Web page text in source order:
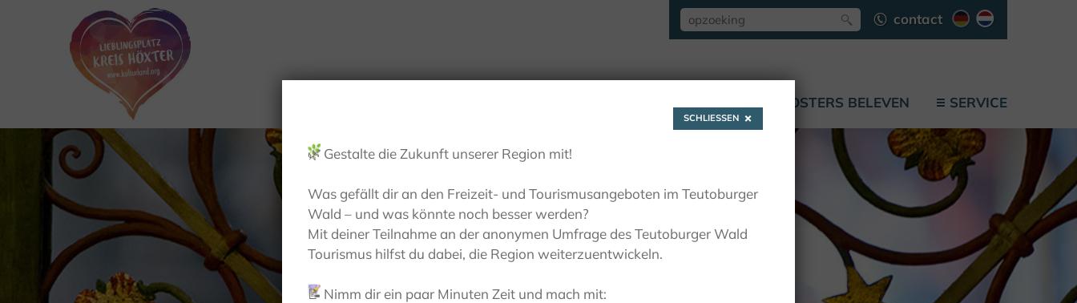
contact
KLOOSTERS BELEVEN SERVICE
SCHLIESSEN
🌿 Gestalte die Zukunft unserer Region mit!
Was gefällt dir an den Freizeit- und Tourismusangeboten im Teutoburger
Wald – und was könnte noch besser werden?
Mit deiner Teilnahme an der anonymen Umfrage des Teutoburger Wald
Tourismus hilfst du dabei, die Region weiterzuentwickeln.
📝 Nimm dir ein paar Minuten Zeit und mach mit: